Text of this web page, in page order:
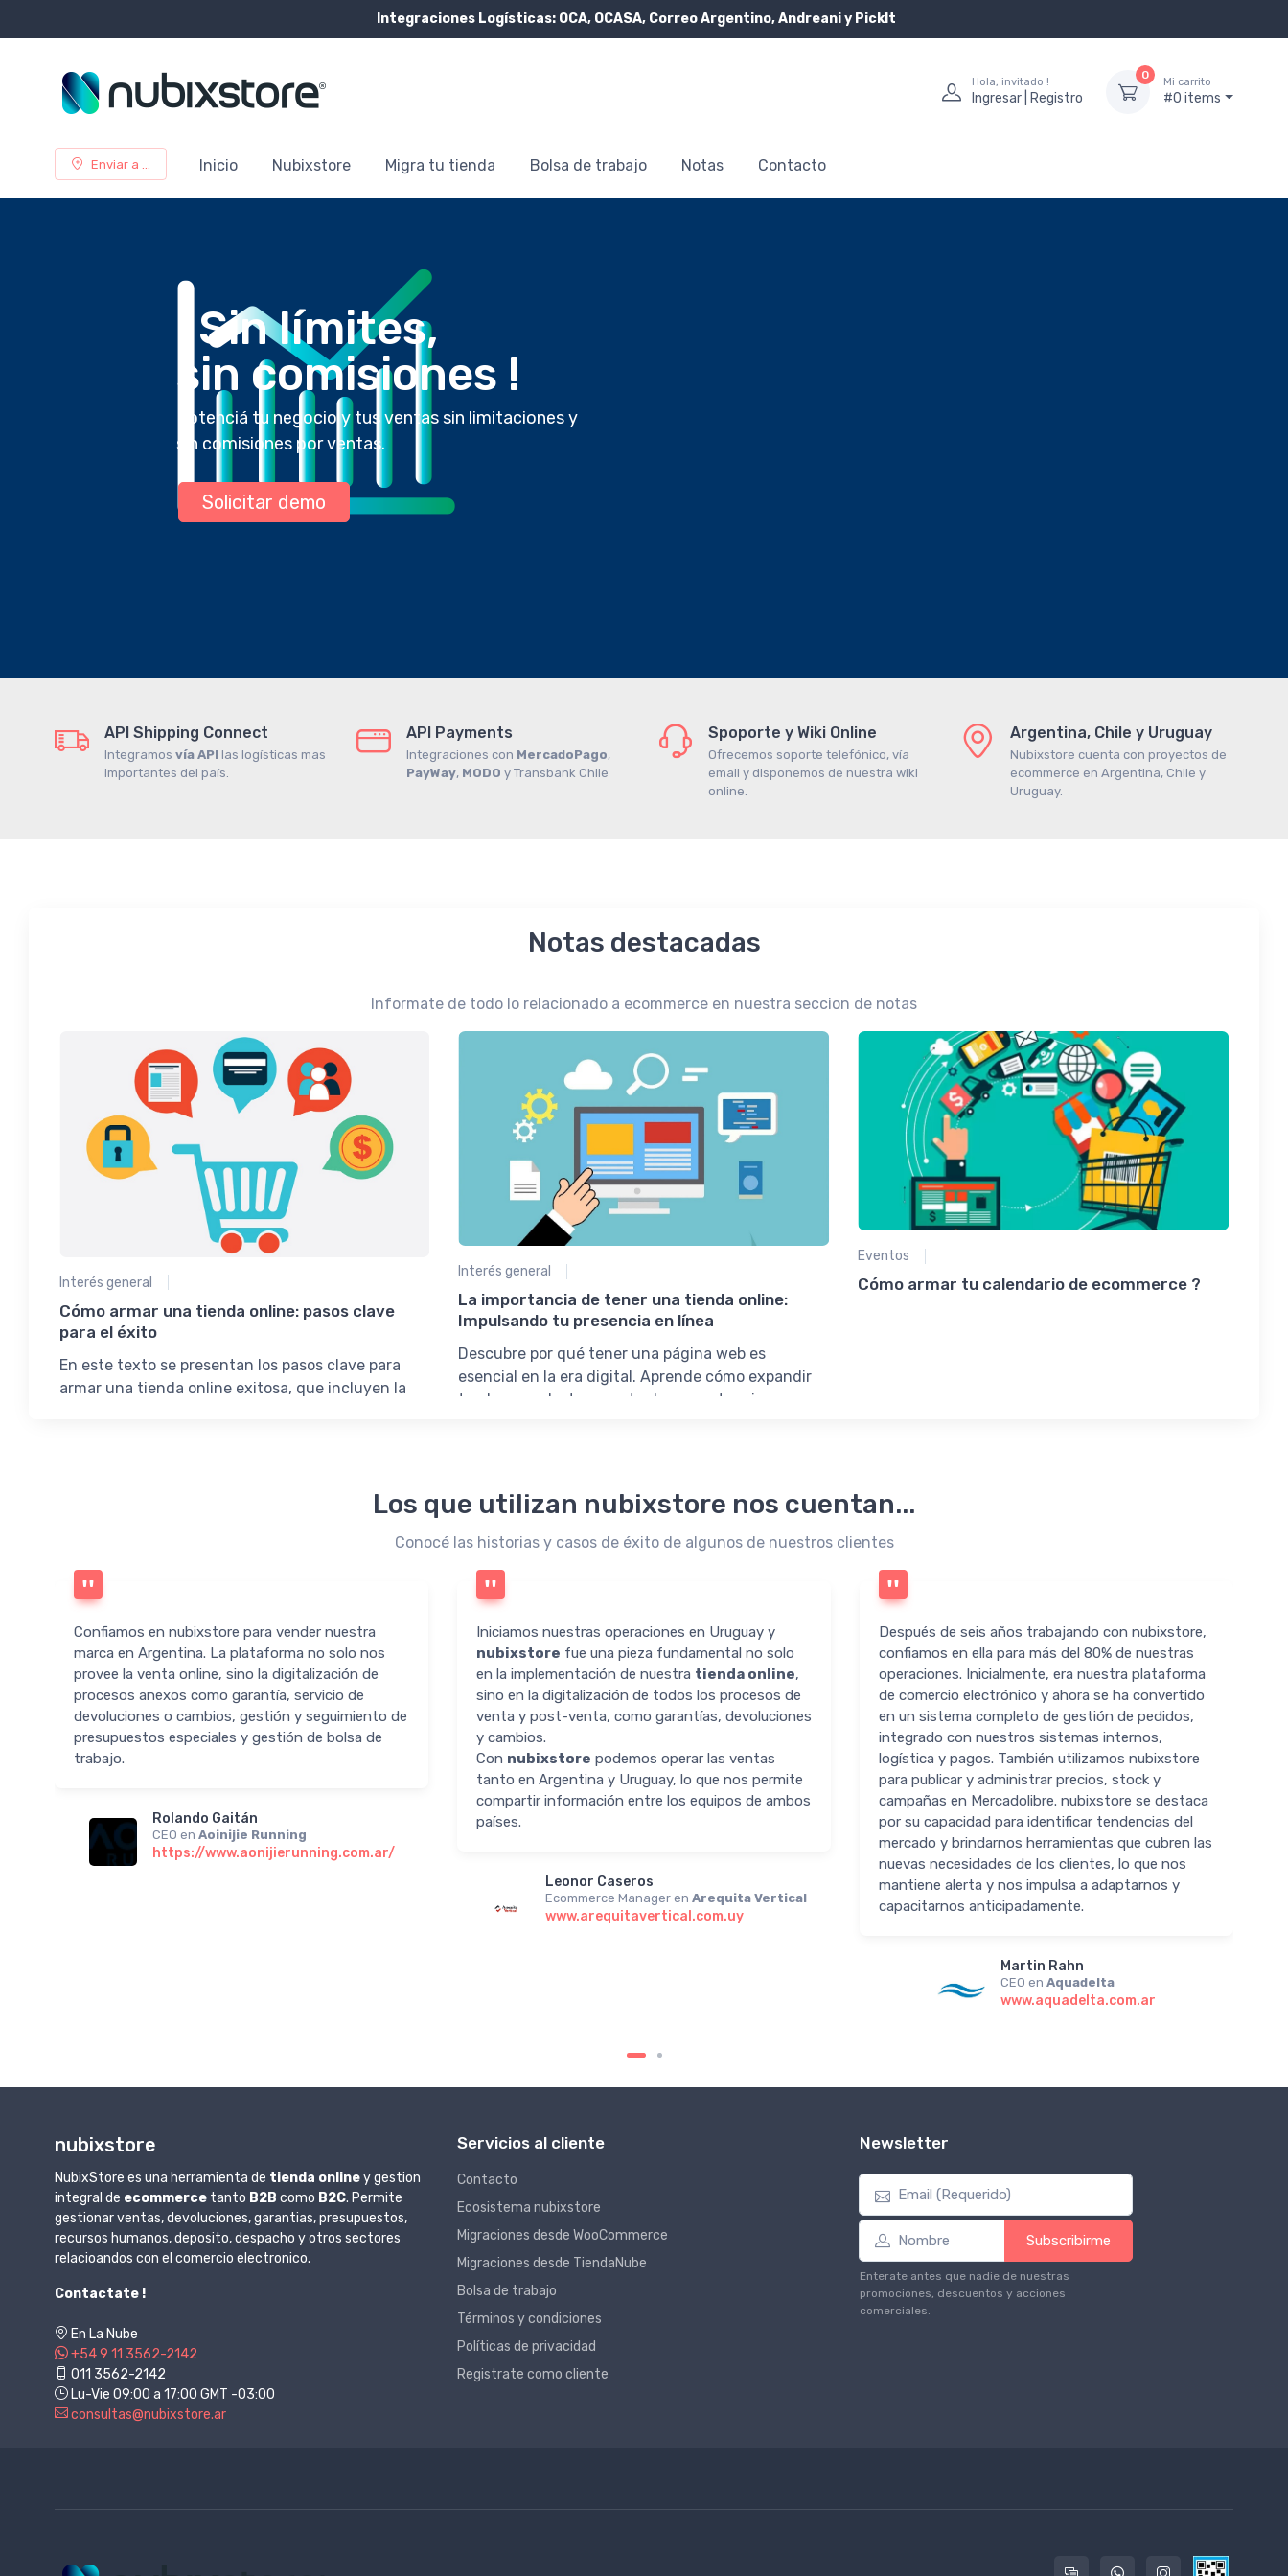
Integraciones Logísticas: OCA, OCASA, Correo Argentino, Andreani y PickIt
Hola, invitado !
Ingresar | Registro
0
Mi carrito
#0 items
Enviar a ... Inicio Nubixstore Migra tu tienda Bolsa de trabajo Notas Contacto
¡ Sin límites,
sin comisiones !
Potenciá tu negocio y tus ventas sin limitaciones y
sin comisiones por ventas.
Solicitar demo
API Shipping Connect
Integramos vía API las logísticas mas
importantes del país.
API Payments
Integraciones con MercadoPago,
PayWay, MODO y Transbank Chile
Spoporte y Wiki Online
Ofrecemos soporte telefónico, vía
email y disponemos de nuestra wiki
online.
Argentina, Chile y Uruguay
Nubixstore cuenta con proyectos de
ecommerce en Argentina, Chile y
Uruguay.
Notas destacadas
Informate de todo lo relacionado a ecommerce en nuestra seccion de notas
Interés general
Cómo armar una tienda online: pasos clave
para el éxito
En este texto se presentan los pasos clave para
armar una tienda online exitosa, que incluyen la
Interés general
La importancia de tener una tienda online:
Impulsando tu presencia en línea
Descubre por qué tener una página web es
esencial en la era digital. Aprende cómo expandir
tu alcance, destacar entre la competencia y
Eventos
Cómo armar tu calendario de ecommerce ?
Los que utilizan nubixstore nos cuentan...
Conocé las historias y casos de éxito de algunos de nuestros clientes
Confiamos en nubixstore para vender nuestra
marca en Argentina. La plataforma no solo nos
provee la venta online, sino la digitalización de
procesos anexos como garantía, servicio de
devoluciones o cambios, gestión y seguimiento de
presupuestos especiales y gestión de bolsa de
trabajo.
Rolando Gaitán
CEO en Aoinijie Running
https://www.aonijierunning.com.ar/
Iniciamos nuestras operaciones en Uruguay y
nubixstore fue una pieza fundamental no solo
en la implementación de nuestra tienda online,
sino en la digitalización de todos los procesos de
venta y post-venta, como garantías, devoluciones
y cambios.
Con nubixstore podemos operar las ventas
tanto en Argentina y Uruguay, lo que nos permite
compartir información entre los equipos de ambos
países.
Leonor Caseros
Ecommerce Manager en Arequita Vertical
www.arequitavertical.com.uy
Después de seis años trabajando con nubixstore,
confiamos en ella para más del 80% de nuestras
operaciones. Inicialmente, era nuestra plataforma
de comercio electrónico y ahora se ha convertido
en un sistema completo de gestión de pedidos,
integrado con nuestros sistemas internos,
logística y pagos. También utilizamos nubixstore
para publicar y administrar precios, stock y
campañas en Mercadolibre. nubixstore se destaca
por su capacidad para identificar tendencias del
mercado y brindarnos herramientas que cubren las
nuevas necesidades de los clientes, lo que nos
mantiene alerta y nos impulsa a adaptarnos y
capacitarnos anticipadamente.
Martin Rahn
CEO en Aquadelta
www.aquadelta.com.ar
nubixstore
NubixStore es una herramienta de tienda onliney gestion
integral de ecommerce tanto B2B como B2C. Permite
gestionar ventas, devoluciones, garantias, presupuestos,
recursos humanos, deposito, despacho y otros sectores
relacioandos con el comercio electronico.
Contactate !
En La Nube
+54 9 11 3562-2142
011 3562-2142
Lu-Vie 09:00 a 17:00 GMT -03:00
consultas@nubixstore.ar
Servicios al cliente
Contacto
Ecosistema nubixstore
Migraciones desde WooCommerce
Migraciones desde TiendaNube
Bolsa de trabajo
Términos y condiciones
Políticas de privacidad
Registrate como cliente
Newsletter
Subscribirme
Enterate antes que nadie de nuestras
promociones, descuentos y acciones
comerciales.